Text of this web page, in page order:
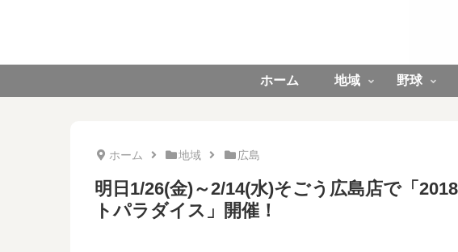
ホーム 地域 野球
ホーム 地域 広島
明日1/26(金)～2/14(水)そごう広島店で「
トパラダイス」開催！